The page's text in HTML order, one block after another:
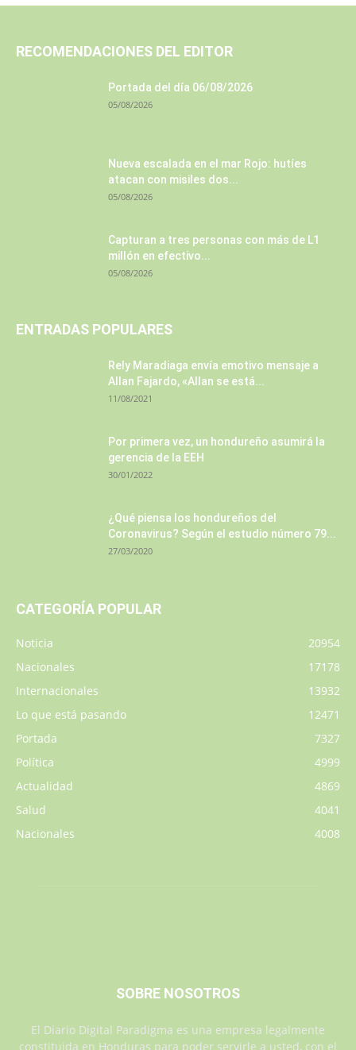
RECOMENDACIONES DEL EDITOR
Portada del día 06/08/2026
05/08/2026
Nueva escalada en el mar Rojo: hutíes
atacan con misiles dos...
05/08/2026
Capturan a tres personas con más de L1
millón en efectivo...
05/08/2026
ENTRADAS POPULARES
Rely Maradiaga envía emotivo mensaje a
Allan Fajardo, «Allan se está...
11/08/2021
Por primera vez, un hondureño asumirá la
gerencia de la EEH
30/01/2022
¿Qué piensa los hondureños del
Coronavirus? Según el estudio número 79...
27/03/2020
CATEGORÍA POPULAR
Noticia
20954
Nacionales
17178
Internacionales
13932
Lo que está pasando
12471
Portada
7327
Política
4999
Actualidad
4869
Salud
4041
Nacionales
4008
SOBRE NOSOTROS
El Diario Digital Paradigma es una empresa legalmente
constituida en Honduras para poder servirle a usted, con el